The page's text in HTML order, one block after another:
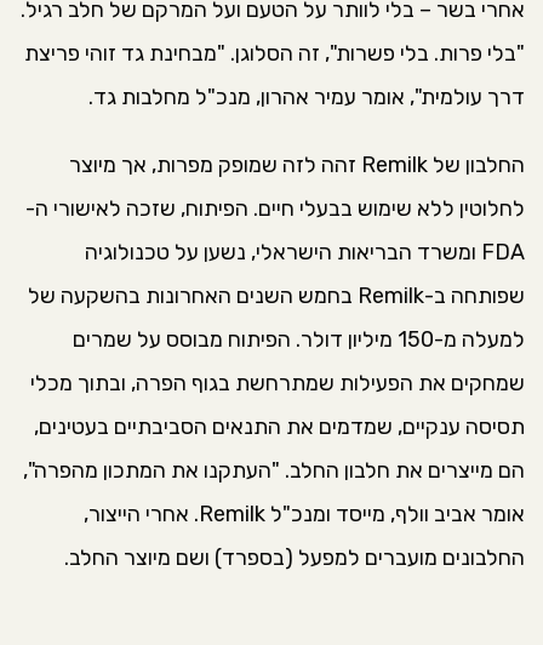
אחרי בשר – בלי לוותר על הטעם ועל המרקם של חלב רגיל.
"בלי פרות. בלי פשרות", זה הסלוגן. "מבחינת גד זוהי פריצת
דרך עולמית", אומר עמיר אהרון, מנכ"ל מחלבות גד.
החלבון של Remilk זהה לזה שמופק מפרות, אך מיוצר
לחלוטין ללא שימוש בבעלי חיים. הפיתוח, שזכה לאישורי ה-
FDA ומשרד הבריאות הישראלי, נשען על טכנולוגיה
שפותחה ב-Remilk בחמש השנים האחרונות בהשקעה של
למעלה מ-150 מיליון דולר. הפיתוח מבוסס על שמרים
שמחקים את הפעילות שמתרחשת בגוף הפרה, ובתוך מכלי
תסיסה ענקיים, שמדמים את התנאים הסביבתיים בעטינים,
הם מייצרים את חלבון החלב. "העתקנו את המתכון מהפרה",
אומר אביב וולף, מייסד ומנכ"ל Remilk. אחרי הייצור,
החלבונים מועברים למפעל (בספרד) ושם מיוצר החלב.